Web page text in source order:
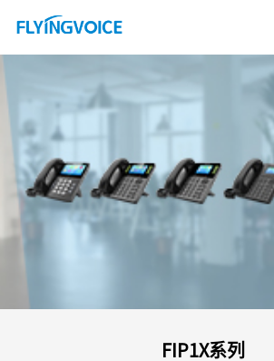
FIP1X系列